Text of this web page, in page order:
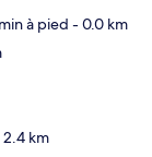
à pied - 0.0 km
km